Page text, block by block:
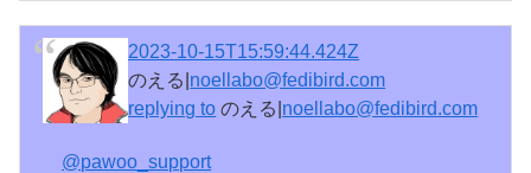
2023-10-15T15:59:44.424Z
のえる| noellabo@fedibird.com
replying to のえる| noellabo@fedibird.com
@pawoo_support